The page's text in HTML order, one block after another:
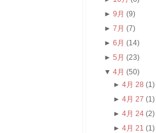
►9月(9)
►7月(7)
►6月(14)
►5月(23)
▼4月(50)
► 4月 28 (1)
► 4月 27 (1)
► 4月 24 (2)
► 4月 21 (1)